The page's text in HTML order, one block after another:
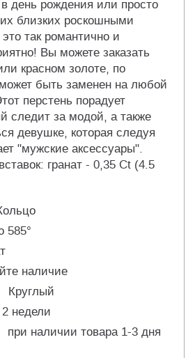
день рождения или просто
близких роскошными
так романтично и
Вы можете заказать
красном золоте, по
быть заменен на любой
перстень порадует
следит за модой, а также
девушке, которая следуя
"мужские аксессуары".
гранат - 0,35 Ct (4.5
585°
наличие
Круглый
2 недели
при наличии товара 1-3 дня